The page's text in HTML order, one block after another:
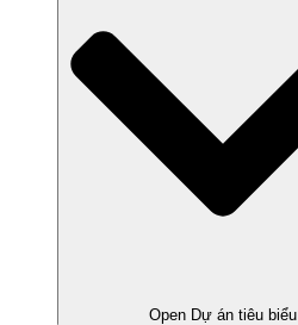
Open Dự án tiêu biểu